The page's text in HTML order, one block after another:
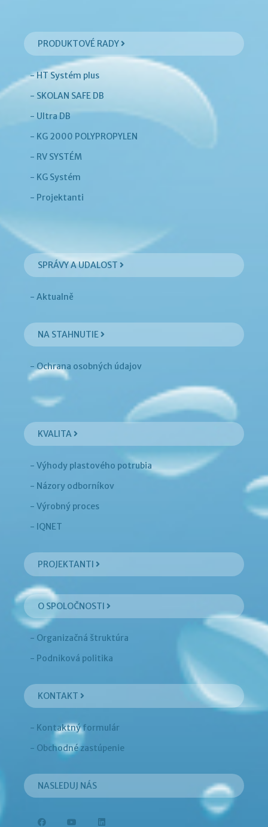
PRODUKTOVÉ RADY
- HT Systém plus
- SKOLAN SAFE DB
- Ultra DB
- KG 2000 POLYPROPYLEN
- RV SYSTÉM
- KG Systém
- Projektanti
SPRÁVY A UDALOST
- Aktualně
NA STAHNUTIE
- Ochrana osobných údajov
KVALITA
- Výhody plastového potrubia
- Názory odborníkov
- Výrobný proces
- IQNET
PROJEKTANTI
O SPOLOČNOSTI
- Organizačná štruktúra
- Podniková politika
KONTAKT
- Kontaktný formulár
- Obchodné zastúpenie
NASLEDUJ NÁS